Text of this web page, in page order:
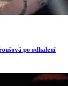
po odhalení